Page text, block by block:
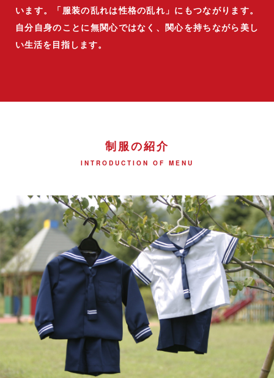
います。「服装の乱れは性格の乱れ」にもつながります。
自分自身のことに無関心ではなく、関心を持ちながら美し
い生活を目指します。
制服の紹介
INTRODUCTION OF MENU